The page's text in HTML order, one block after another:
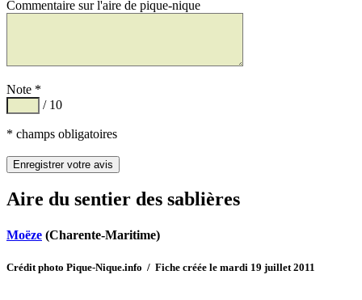
Commentaire sur l'aire de pique-nique
Note *
/ 10
* champs obligatoires
Aire du sentier des sablières
Moëze (Charente-Maritime)
Crédit photo Pique-Nique.info / Fiche créée le mardi 19 juillet 2011